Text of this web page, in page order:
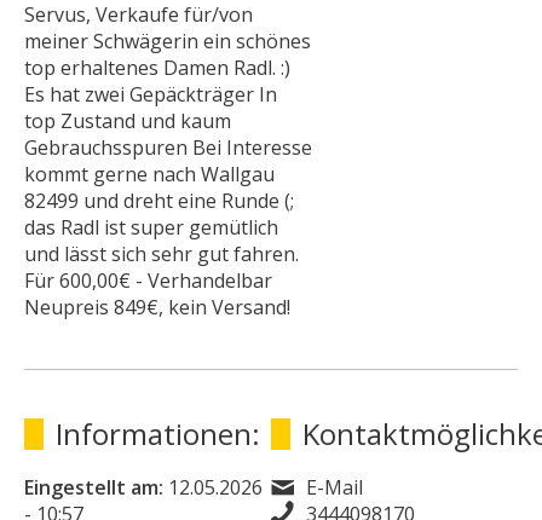
Servus, Verkaufe für/von
meiner Schwägerin ein schönes
top erhaltenes Damen Radl. :)
Es hat zwei Gepäckträger In
top Zustand und kaum
Gebrauchsspuren Bei Interesse
kommt gerne nach Wallgau
82499 und dreht eine Runde (;
das Radl ist super gemütlich
und lässt sich sehr gut fahren.
Für 600,00€ - Verhandelbar
Neupreis 849€, kein Versand!
Informationen:
Eingestellt am: 12.05.2026
- 10:57
E-Mail
3444098170